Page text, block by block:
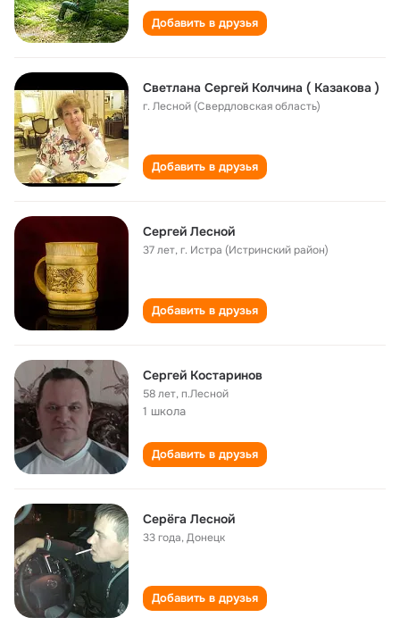
Добавить в друзья
Светлана Сергей Колчина ( Казакова )
г. Лесной (Свердловская область)
Добавить в друзья
Сергей Лесной
37 лет,г. Истра (Истринский район)
Добавить в друзья
Сергей Костаринов
58 лет,п.Лесной
1 школа
Добавить в друзья
Серёга Лесной
33 года,Донецк
Добавить в друзья